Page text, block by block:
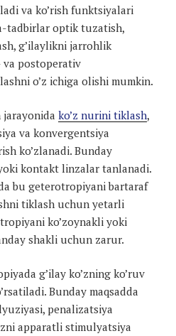
va ko’rish funktsiyalari
tadbirlar optik tuzatish,
g’ilaylikni jarrohlik
va postoperativ
o’z ichiga olishi mumkin.
ko’z nurini tiklash,
va konvergentsiya
ko’zlanadi. Bunday
kontakt linzalar tanlanadi.
bu geterotropiyani bartaraf
tiklash uchun yetarli
ko’zoynakli yoki
shakli uchun zarur.
g’ilay ko’zning ko’ruv
Bunday maqsadda
penalizatsiya
apparatli stimulyatsiya